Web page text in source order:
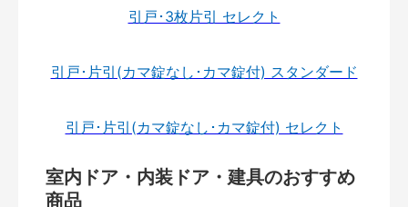
引戸･3枚片引 セレクト
引戸･片引(カマ錠なし･カマ錠付) スタンダード
引戸･片引(カマ錠なし･カマ錠付) セレクト
室内ドア・内装ドア・建具のおすすめ
商品